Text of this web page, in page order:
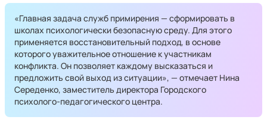
«Главная задача служб примирения — сформировать в
школах психологически безопасную среду. Для этого
применяется восстановительный подход, в основе
которого уважительное отношение к участникам
конфликта. Он позволяет каждому высказаться и
предложить свой выход из ситуации», — отмечает Нина
Середенко, заместитель директора Городского
психолого-педагогического центра.